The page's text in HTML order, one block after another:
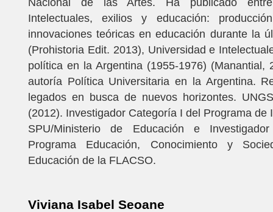
Intelectuales, exilios y educación:
innovaciones teóricas en educación durante la
(Prohistoria Edit. 2013), Universidad e
política en la Argentina (1955-1976) (Manantial,
autoría Política Universitaria en la Argentina.
legados en busca de nuevos horizontes.
(2012). Investigador Categoría I del Programa de
SPU/Ministerio de Educación e
Programa Educación, Conocimiento y
Educación de la FLACSO.
Viviana Isabel Seoane